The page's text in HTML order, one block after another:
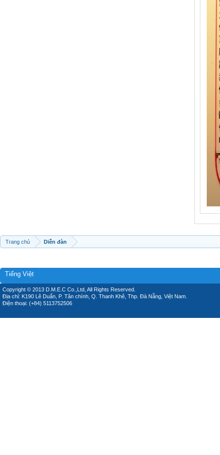
Trang chủ Diễn đàn
Tiếng Việt
Copyright © 2013 D.M.E.C Co.,Ltd, All Rights Reserved.
Địa chỉ: K190 Lê Duẩn, P. Tân chính, Q. Thanh Khê, Thp. Đà Nẵng, Việt Nam.
Điện thoại: (+84) 5113752506